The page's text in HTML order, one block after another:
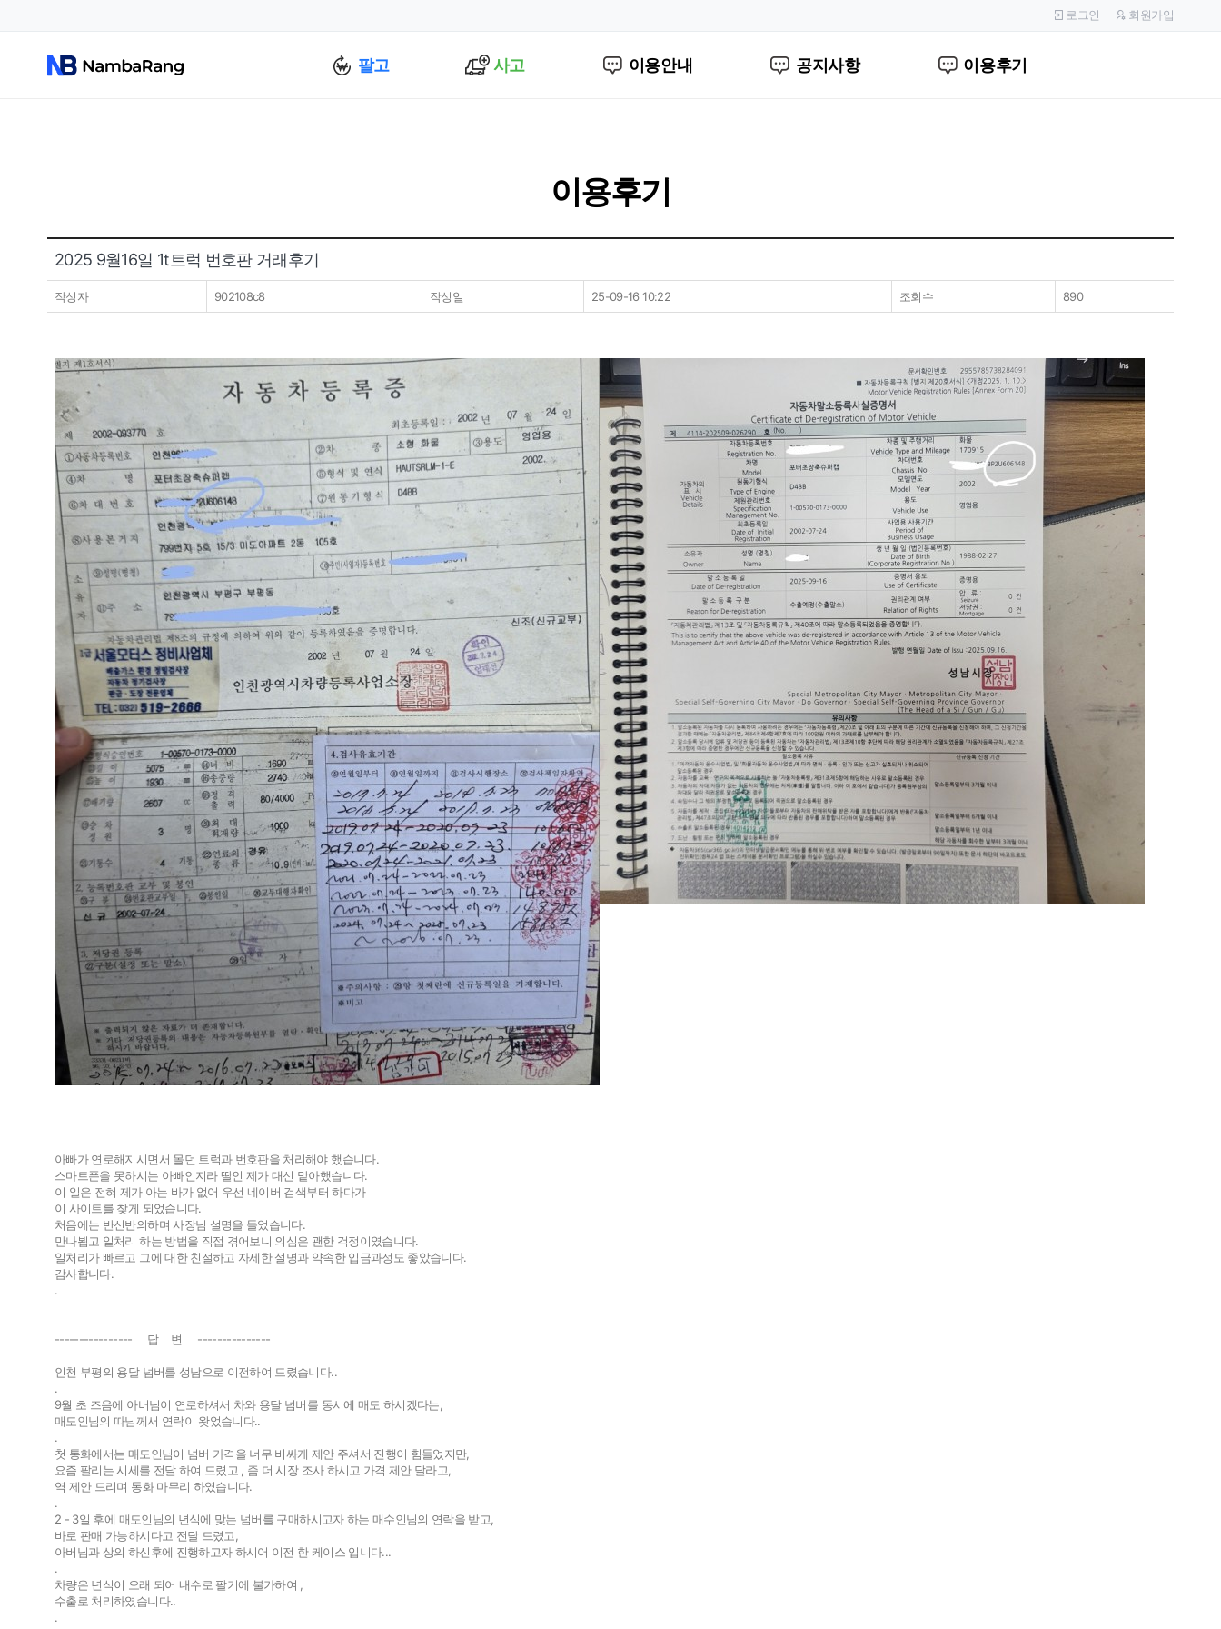
팔고
개인넘버
사고
개인넘버
로그인 회원가입
팔고 사고 이용안내 공지사항 이용후기
이용후기
2025 9월16일 1t트럭 번호판 거래후기
작성자 902108c8 작성일 25-09-16 10:22 조회수 890
아빠가 연로해지시면서 몰던 트럭과 번호판을 처리해야 했습니다.
스마트폰을 못하시는 아빠인지라 딸인 제가 대신 맡아했습니다.
이 일은 전혀 제가 아는 바가 없어 우선 네이버 검색부터 하다가
이 사이트를 찾게 되었습니다.
처음에는 반신반의하며 사장님 설명을 들었습니다.
만나뵙고 일처리 하는 방법을 직접 겪어보니 의심은 괜한 걱정이였습니다.
일처리가 빠르고 그에 대한 친절하고 자세한 설명과 약속한 입금과정도 좋았습니다.
감사합니다.
.
---------------- 답 변 ---------------
인천 부평의 용달 넘버를 성남으로 이전하여 드렸습니다..
.
9월 초 즈음에 아버님이 연로하셔서 차와 용달 넘버를 동시에 매도 하시겠다는,
매도인님의 따님께서 연락이 왓었습니다..
.
첫 통화에서는 매도인님이 넘버 가격을 너무 비싸게 제안 주셔서 진행이 힘들었지만,
요즘 팔리는 시세를 전달 하여 드렸고 , 좀 더 시장 조사 하시고 가격 제안 달라고,
역 제안 드리며 통화 마무리 하였습니다.
.
2 - 3일 후에 매도인님의 년식에 맞는 넘버를 구매하시고자 하는 매수인님의 연락을 받고,
바로 판매 가능하시다고 전달 드렸고,
아버님과 상의 하신후에 진행하고자 하시어 이전 한 케이스 입니다...
.
차량은 년식이 오래 되어 내수로 팔기에 불가하여 ,
수출로 처리하였습니다..
.